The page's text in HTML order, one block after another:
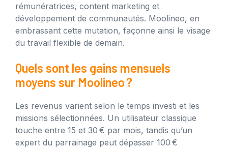
rémunératrices, content marketing et
développement de communautés. Moolineo, en
embrassant cette mutation, façonne ainsi le visage
du travail flexible de demain.
Quels sont les gains mensuels
moyens sur Moolineo ?
Les revenus varient selon le temps investi et les
missions sélectionnées. Un utilisateur classique
touche entre 15 et 30 € par mois, tandis qu’un
expert du parrainage peut dépasser 100 €